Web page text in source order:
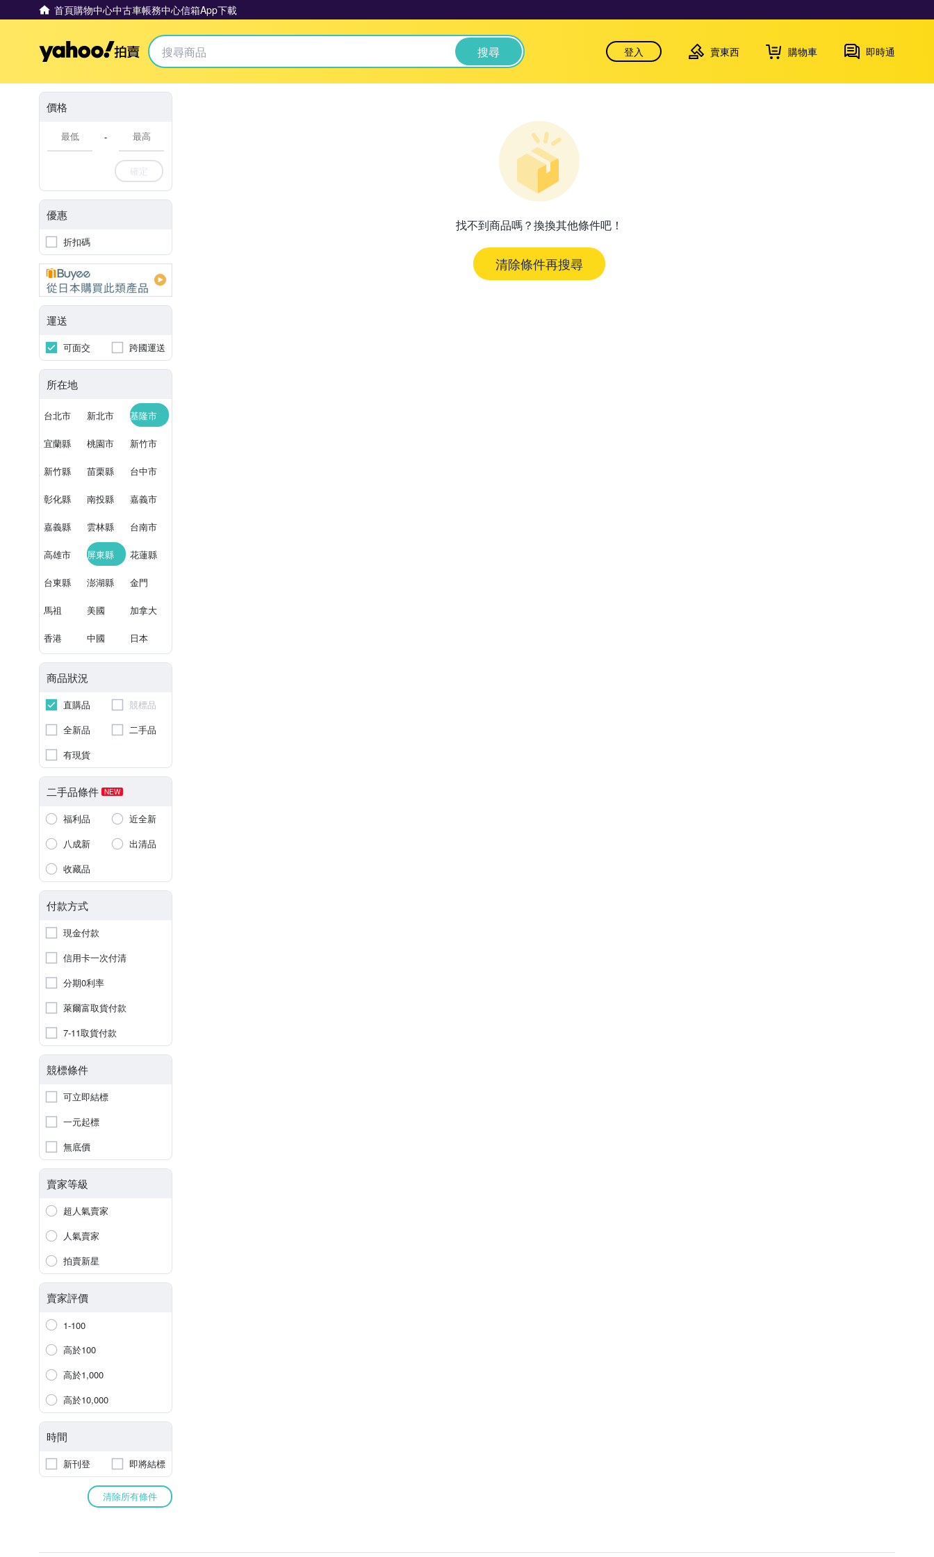
首頁購物中心中古車帳務中心信箱App下載
Yahoo拍賣 搜尋 登入 賣東西 購物車 即時通
價格
-
確定
優惠
折扣碼
運送
可面交 跨國運送
所在地
台北市 新北市 基隆市
宜蘭縣 桃園市 新竹市
新竹縣 苗栗縣 台中市
彰化縣 南投縣 嘉義市
嘉義縣 雲林縣 台南市
高雄市 屏東縣 花蓮縣
台東縣 澎湖縣 金門
馬祖 美國 加拿大
香港 中國 日本
商品狀況
直購品
競標品
全新品
二手品
有現貨
二手品條件 NEW
福利品
近全新
八成新
出清品
收藏品
付款方式
現金付款
信用卡一次付清
分期0利率
萊爾富取貨付款
7-11取貨付款
競標條件
可立即結標
一元起標
無底價
賣家等級
超人氣賣家
人氣賣家
拍賣新星
賣家評價
1-100
高於100
高於1,000
高於10,000
時間
新刊登 即將結標
清除所有條件
找不到商品嗎？換換其他條件吧！
清除條件再搜尋